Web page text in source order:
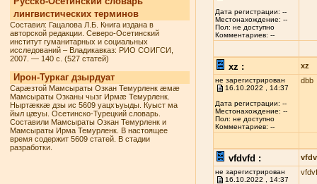
лингвистических терминов
Составил: Гацалова Л.Б. Книга издана в
авторской редакции. Северо-Осетинский
институт гуманитарных и социальных
исследований – Владикавказ: РИО СОИГСИ,
2007. — 140 с. (527 статей)
Ирон-Туркаг дзырдуат
Сарæзтой Мамсыраты Озкан Темурленк æмæ
Мамсыраты Озканы чызг Ирмæ Темурленк.
Ныртæккæ дзы ис 5609 уацхъуыды. Куыст ма
йыл цæуы. Осетинско-Турецкий словарь.
Составили Мамсыраты Озкан Темурленк и
Мамсыраты Ирма Темурленк. В настоящее
время содержит 5609 статей. В стадии
разработки.
Дата регистрации: --
Местонахождение: --
Пол: не доступно
Комментариев: --
xz : xz
не зарегистрирован
16.10.2022 , 14:37
Дата регистрации: --
Местонахождение: --
Пол: не доступно
Комментариев: --
dbb
vfdvfd : vfdv
не зарегистрирован
16.10.2022 , 14:37
vfdvf